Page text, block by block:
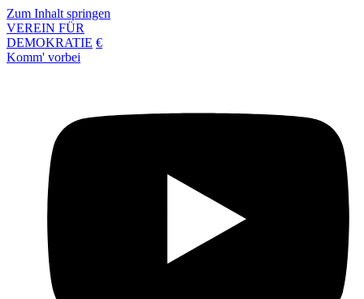
Zum Inhalt springen
VEREIN FÜR
DEMOKRATIE €
Komm' vorbei